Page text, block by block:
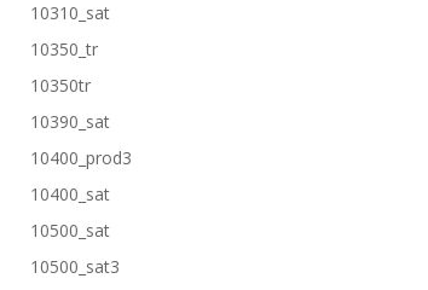
10310_sat
10350_tr
10350tr
10390_sat
10400_prod3
10400_sat
10500_sat
10500_sat3